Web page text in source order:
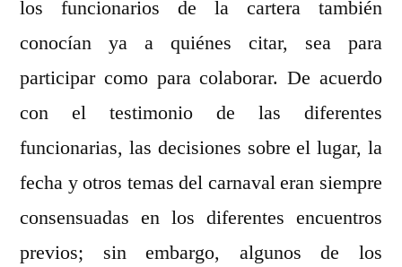
los funcionarios de la cartera también
conocían ya a quiénes citar, sea para
participar como para colaborar. De acuerdo
con el testimonio de las diferentes
funcionarias, las decisiones sobre el lugar, la
fecha y otros temas del carnaval eran siempre
consensuadas en los diferentes encuentros
previos; sin embargo, algunos de los